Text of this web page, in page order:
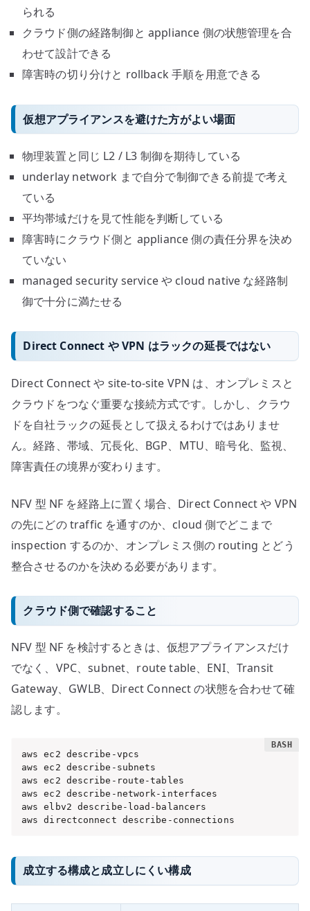
られる
クラウド側の経路制御と appliance 側の状態管理を合
わせて設計できる
障害時の切り分けと rollback 手順を用意できる
仮想アプライアンスを避けた方がよい場面
物理装置と同じ L2 / L3 制御を期待している
underlay network まで自分で制御できる前提で考え
ている
平均帯域だけを見て性能を判断している
障害時にクラウド側と appliance 側の責任分界を決め
ていない
managed security service や cloud native な経路制
御で十分に満たせる
Direct Connect や VPN はラックの延長ではない
Direct Connect や site-to-site VPN は、オンプレミスと
クラウドをつなぐ重要な接続方式です。しかし、クラウ
ドを自社ラックの延長として扱えるわけではありませ
ん。経路、帯域、冗長化、BGP、MTU、暗号化、監視、
障害責任の境界が変わります。
NFV 型 NF を経路上に置く場合、Direct Connect や VPN
の先にどの traffic を通すのか、cloud 側でどこまで
inspection するのか、オンプレミス側の routing とどう
整合させるのかを決める必要があります。
クラウド側で確認すること
NFV 型 NF を検討するときは、仮想アプライアンスだけ
でなく、VPC、subnet、route table、ENI、Transit
Gateway、GWLB、Direct Connect の状態を合わせて確
認します。
aws ec2 describe-vpcs
aws ec2 describe-subnets
aws ec2 describe-route-tables
aws ec2 describe-network-interfaces
aws elbv2 describe-load-balancers
aws directconnect describe-connections
成立する構成と成立しにくい構成